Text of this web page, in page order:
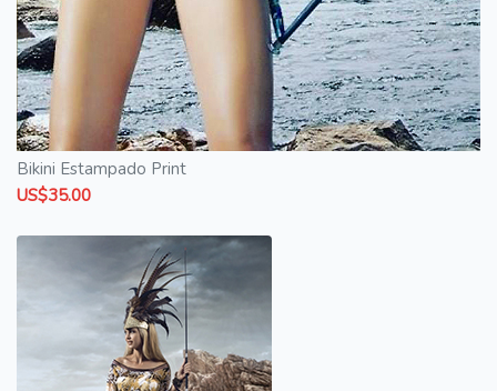
Bikini Estampado Print
US$35.00